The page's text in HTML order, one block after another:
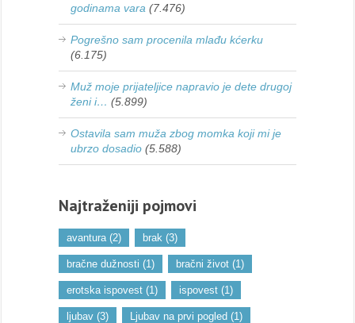
godinama vara (7.476)
Pogrešno sam procenila mlađu kćerku
(6.175)
Muž moje prijateljice napravio je dete drugoj
ženi i… (5.899)
Ostavila sam muža zbog momka koji mi je
ubrzo dosadio (5.588)
Najtraženiji pojmovi
avantura (2) brak (3)
bračne dužnosti (1) bračni život (1)
erotska ispovest (1) ispovest (1)
ljubav (3) Ljubav na prvi pogled (1)